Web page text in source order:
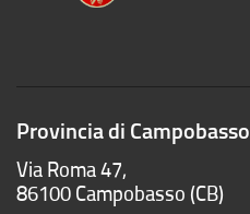
Provincia di Campobasso
Via Roma 47,
86100 Campobasso (CB)